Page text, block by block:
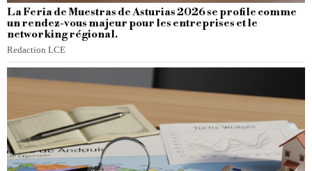
La Feria de Muestras de Asturias 2026 se profile comme
un rendez-vous majeur pour les entreprises et le
networking régional.
Redaction LCE